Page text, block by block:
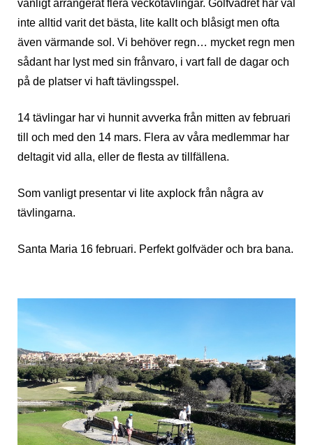
vanligt arrangerat flera veckotävlingar. Golfvädret har väl
inte alltid varit det bästa, lite kallt och blåsigt men ofta
även värmande sol. Vi behöver regn… mycket regn men
sådant har lyst med sin frånvaro, i vart fall de dagar och
på de platser vi haft tävlingsspel.
14 tävlingar har vi hunnit avverka från mitten av februari
till och med den 14 mars. Flera av våra medlemmar har
deltagit vid alla, eller de flesta av tillfällena.
Som vanligt presentar vi lite axplock från några av
tävlingarna.
Santa Maria 16 februari. Perfekt golfväder och bra bana.